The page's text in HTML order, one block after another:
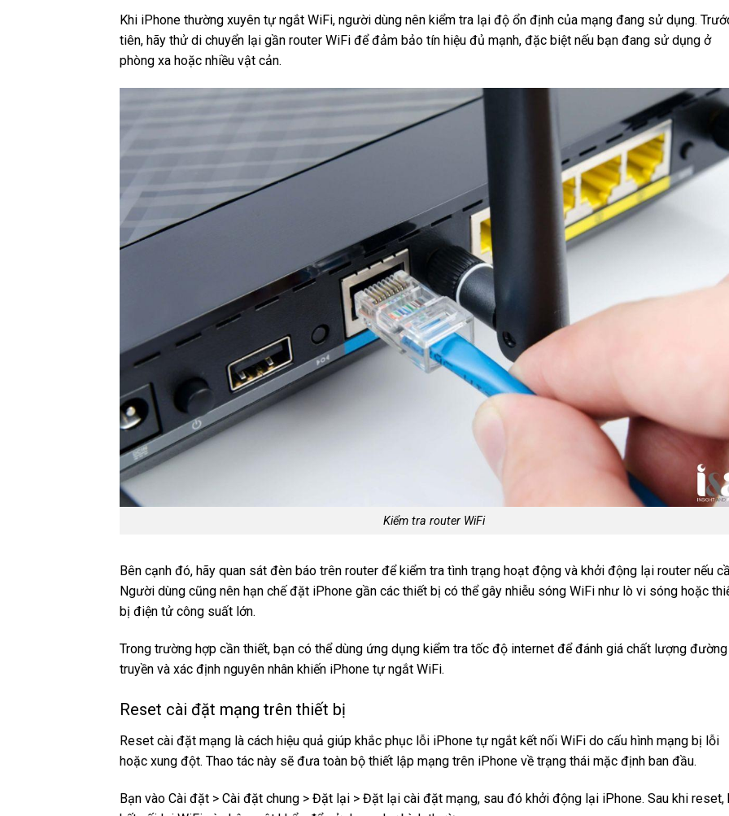
Khi iPhone thường xuyên tự ngắt WiFi, người dùng nên kiểm tra lại độ ổn định của mạng đang sử dụng.
tiên, hãy thử di chuyển lại gần router WiFi để đảm bảo tín hiệu đủ mạnh, đặc biệt nếu bạn đang sử dụng ở
phòng xa hoặc nhiều vật cản.
Kiểm tra router WiFi
Bên cạnh đó, hãy quan sát đèn báo trên router để kiểm tra tình trạng hoạt động và khởi động lại router nếu
Người dùng cũng nên hạn chế đặt iPhone gần các thiết bị có thể gây nhiễu sóng WiFi như lò vi sóng hoặc
bị điện tử công suất lớn.
Trong trường hợp cần thiết, bạn có thể dùng ứng dụng kiểm tra tốc độ internet để đánh giá chất lượng đường
truyền và xác định nguyên nhân khiến iPhone tự ngắt WiFi.
Reset cài đặt mạng trên thiết bị
Reset cài đặt mạng là cách hiệu quả giúp khắc phục lỗi iPhone tự ngắt kết nối WiFi do cấu hình mạng bị lỗi
hoặc xung đột. Thao tác này sẽ đưa toàn bộ thiết lập mạng trên iPhone về trạng thái mặc định ban đầu.
Bạn vào Cài đặt > Cài đặt chung > Đặt lại > Đặt lại cài đặt mạng, sau đó khởi động lại iPhone. Sau khi reset,